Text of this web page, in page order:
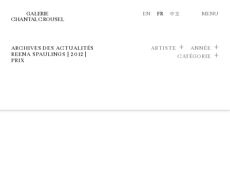
GALERIE
CHANTAL CROUSEL
EN FR 中文 MENU
ARCHIVES DES ACTUALITÉS
REENA SPAULINGS | 2012 |
PRIX
ARTISTE
ANNÉE
CATÉGORIE